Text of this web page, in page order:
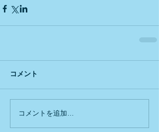
コメント
コメントを追加…